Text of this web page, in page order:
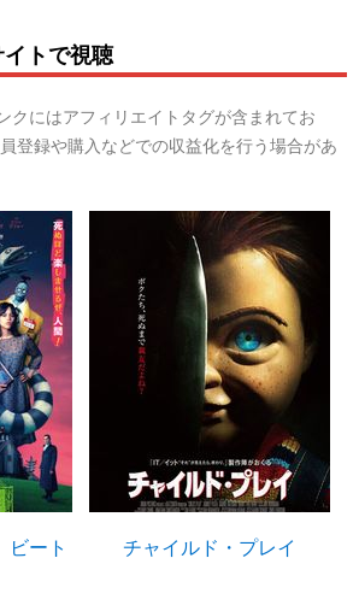
トで視聴
クにはアフィリエイトタグが含まれてお
登録や購入などでの収益化を行う場合があ
ート
チャイルド・プレイ